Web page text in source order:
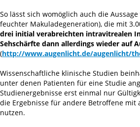
So lässt sich womöglich auch die
feuchter Makuladegeneration), die mit
drei initial verabreichten intravitrealen
Sehschärfte dann allerdings wieder auf
(http://www.augenlicht.de/augenlicht/
Wissenschaftliche klinische Studien
unter denen Patienten für eine Studie
Studienergebnisse erst einmal nur
die Ergebnisse für andere Betroffene mit
nutzen.